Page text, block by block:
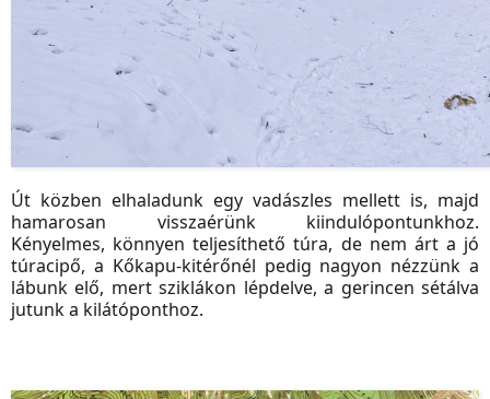
Út közben elhaladunk egy vadászles mellett is, majd
hamarosan visszaérünk kiindulópontunkhoz.
Kényelmes, könnyen teljesíthető túra, de nem árt a jó
túracipő, a Kőkapu-kitérőnél pedig nagyon nézzünk a
lábunk elő, mert sziklákon lépdelve, a gerincen sétálva
jutunk a kilátóponthoz.